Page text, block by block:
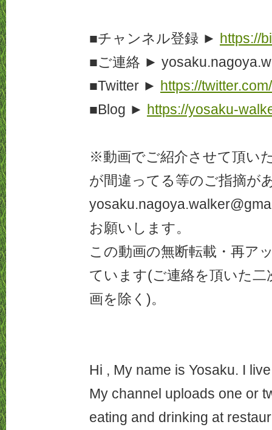
■チャンネル登録 ► https://
■ご連絡 ►
■Twitter ► https://
■Blog ► https://yosaku-
※動画でご紹介させて頂い
が間違ってる等のご指摘が
お願いします。
この動画の無断転載・再ア
ています(ご連絡を頂いた二
画を除く)。
Hi , My name is Yosaku. I
My channel uploads one or
eating and drinking at